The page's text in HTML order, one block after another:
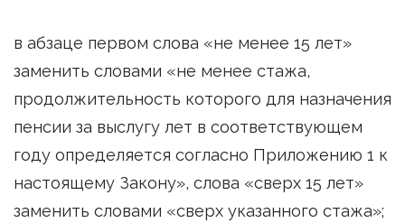
в абзаце первом слова «не менее 15 лет»
заменить словами «не менее стажа,
продолжительность которого для назначения
пенсии за выслугу лет в соответствующем
году определяется согласно Приложению 1 к
настоящему Закону», слова «сверх 15 лет»
заменить словами «сверх указанного стажа»;